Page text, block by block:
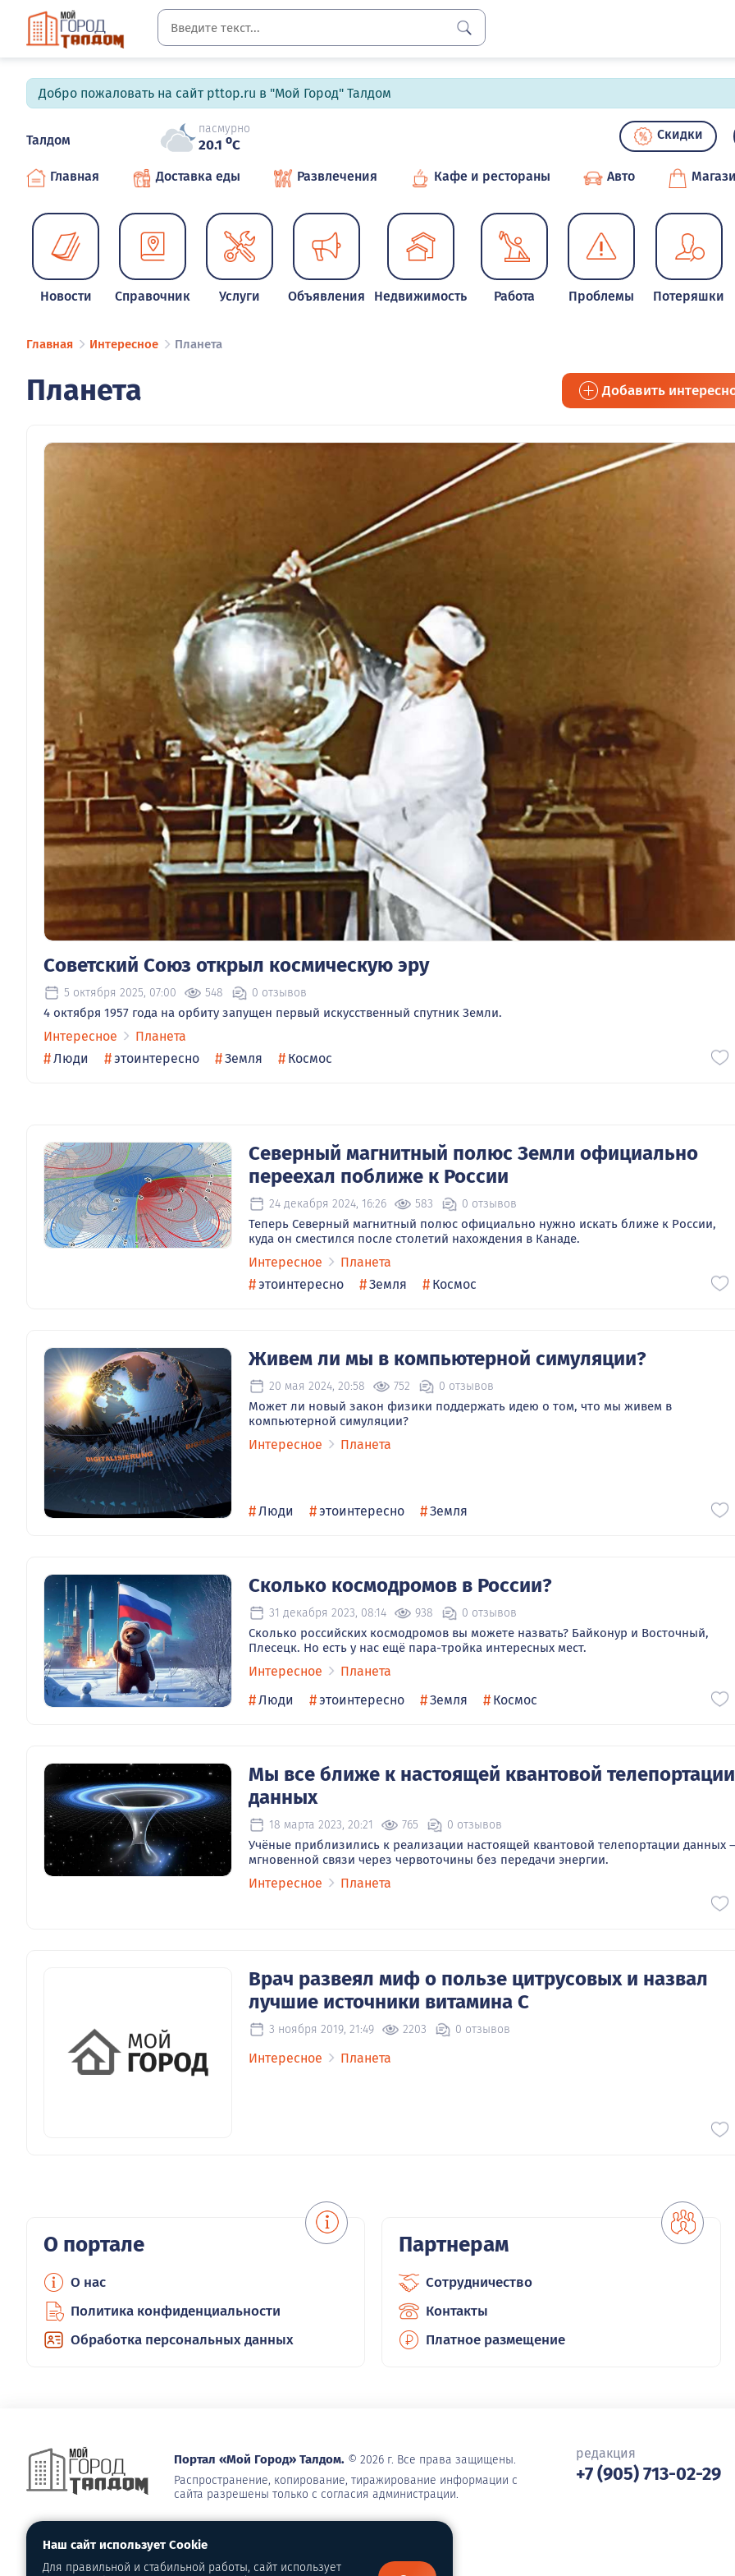
Добро пожаловать на сайт pttop.ru в "Мой Город" Талдом
Талдом
пасмурно
20.1 oC
Скидки
Главная Доставка еды Развлечения Кафе и рестораны Авто
Новости Справочник Услуги Объявления Недвижимость Работа Проблемы Потеряшки
Главная Интересное Планета
Планета Добавить
Советский Союз открыл космическую эру
5 октября 2025, 07:00 548 0 отзывов
4 октября 1957 года на орбиту запущен первый искусственный спутник Земли.
Интересное Планета
#Люди #этоинтересно #Земля # Космос
Северный магнитный полюс Земли официально
переехал поближе к России
24 декабря 2024, 16:26 583 0 отзывов
Теперь Северный магнитный полюс официально нужно искать ближе к России,
куда он сместился после столетий нахождения в Канаде.
Интересное Планета
#этоинтересно #Земля # Космос
Живем ли мы в компьютерной симуляции?
20 мая 2024, 20:58 752 0 отзывов
Может ли новый закон физики поддержать идею о том, что мы живем в
компьютерной симуляции?
Интересное Планета
#Люди #этоинтересно #Земля
Сколько космодромов в России?
31 декабря 2023, 08:14 938 0 отзывов
Сколько российских космодромов вы можете назвать? Байконур и Восточный,
Плесецк. Но есть у нас ещё пара-тройка интересных мест.
Интересное Планета
#Люди #этоинтересно #Земля # Космос
Мы все ближе к настоящей квантовой телепортации
данных
18 марта 2023, 20:21 765 0 отзывов
Учёные приблизились к реализации настоящей квантовой телепортации данных
мгновенной связи через червоточины без передачи энергии.
Интересное Планета
Врач развеял миф о пользе цитрусовых и назвал
лучшие источники витамина С
3 ноября 2019, 21:49 2203 0 отзывов
Интересное Планета
О портале
О нас
Политика конфиденциальности
Обработка персональных данных
Партнерам
Сотрудничество
Контакты
Платное размещение
Портал «Мой Город» Талдом. © 2026 г. Все права защищены.
Распространение, копирование, тиражирование информации с
сайта разрешены только с согласия администрации.
редакция
+7 (905) 713-02-29
Наш сайт использует Cookie
Для правильной и стабильной работы, сайт использует